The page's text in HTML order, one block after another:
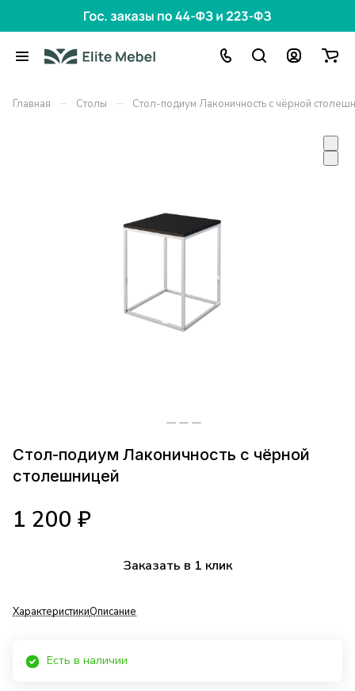
Главная – Столы – Стол-подиум Лаконичность с чёрной
Стол-подиум Лаконичность с чёрной
столешницей
1 200 ₽
Заказать в 1 клик
ХарактеристикиОписание
Есть в наличии